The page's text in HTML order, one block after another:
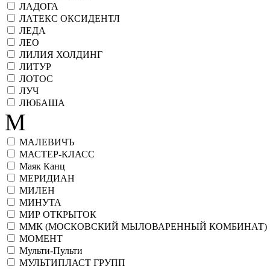
ЛАДОГА
ЛАТЕКС ОКСИДЕНТЛ
ЛЕДА
ЛЕО
ЛИЛИЯ ХОЛДИНГ
ЛИТУР
ЛОТОС
ЛУЧ
ЛЮБАША
М
МАЛЕВИЧЪ
МАСТЕР-КЛАСС
Маяк Канц
МЕРИДИАН
МИЛЕН
МИНУТА
МИР ОТКРЫТОК
ММК (МОСКОВСКИЙ МЫЛОВАРЕННЫЙ КОМБИНАТ)
МОМЕНТ
Мульти-Пульти
МУЛЬТИПЛАСТ ГРУПП